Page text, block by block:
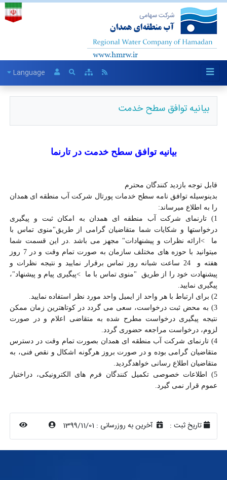
Language
بیانیه توافق سطح خدمت
بیانیه توافق سطح خدمت در تارنما
قابل توجه بازدید کنندگان محترم
بدینوسیله توافق نامه سطح خدمات پورتال شرکت آب منطقه ای همدان
را به اطلاع میرساند :
1) تارنمای شرکت آب منطقه ای همدان به امکان ثبت و پیگیری
درخواستها و شکایات شما متقاضیان گرامی از طریق"منوی تماس با
ما
<ارائه نظرات و پیشنهادات" مجهز می باشد .در این قسمت شما
میتوانید با حوزه های مختلف سازمان به صورت تمام وقت و در 7 روز
هفته و 24 ساعت شبانه روز تماس برقرار نمایید و نتیجه نظرات و
پیشنهادت خود را از طریق "منوی تماس با ما <پیگیری پیام و پیشنهاد"،
پیگیری نمایید.
2) برای ارتباط با هر واحد از ایمیل واحد مورد نظر استفاده نمایید
3) به محض ثبت درخواست، سعی می گردد در کوتاهترین زمان ممکن
نتیجه پیگیری درخواست مطرح شده به متقاضی اعلام و در صورت
لزوم، درخواست مراجعه حضوری گردد
4) تارنمای شرکت آب منطقه ای همدان بصورت تمام وقت در دسترس
متقاضیان گرامی بوده و در صورت بروز هرگونه اشکال و نقص فنی، به
متقاضیان اطلاع رسانی خواهدگردید
5) اطلاعات خصوصی تکمیل کنندگان فرم های الکترونیکی، دراختیار
عموم قرار نمی گیرد.
تاریخ ثبت : آخرین به روزرسانی : 1399/11/01